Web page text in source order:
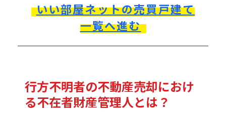
いい部屋ネットの売買戸建て
一覧へ進む
行方不明者の不動産売却におけ
る不在者財産管理人とは？